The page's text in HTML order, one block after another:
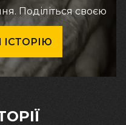
Поділіться своєю